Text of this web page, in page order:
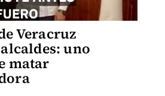
Veracruz
uno
matar